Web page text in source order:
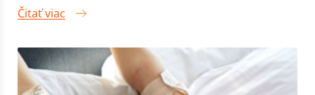
Čitať viac